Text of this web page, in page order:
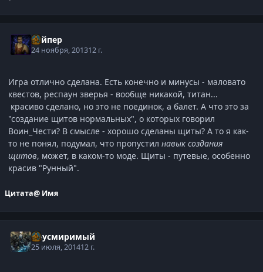
Вайпер
24 ноября, 201312 г.
Игра отлично сделана. Есть конечно и минусы - маловато
квестов, респаун зверья - вообще никакой, титан...
красиво сделано, но это не поединок, а балет. А что это за
"создание щитов нормальных", о которых говорил
Воин_Чести? В смысле - хорошо сделаны щиты? А то я как-
то не понял, подумал, что пропустил навык создания
щитов, может, в каком-то моде. Щиты - путевые, особенно
красив "Рунный".
Цитата@ Имя
Неусмиримый
25 июля, 201412 г.